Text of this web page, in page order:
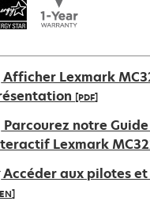
Afficher Lexmark
[PDF]
Parcourez notre
Lexmark
Accéder aux pilotes